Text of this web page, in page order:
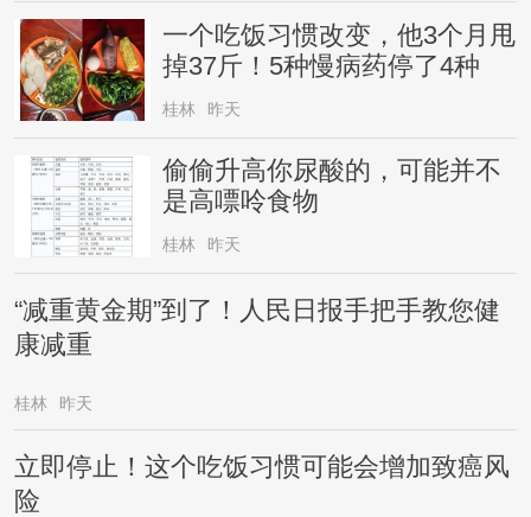
一个吃饭习惯改变，他3个月甩
掉37斤！5种慢病药停了4种
桂林 昨天
偷偷升高你尿酸的，可能并不
是高嘌呤食物
桂林 昨天
“减重黄金期”到了！人民日报手把手教您健
康减重
桂林 昨天
立即停止！这个吃饭习惯可能会增加致癌风
险